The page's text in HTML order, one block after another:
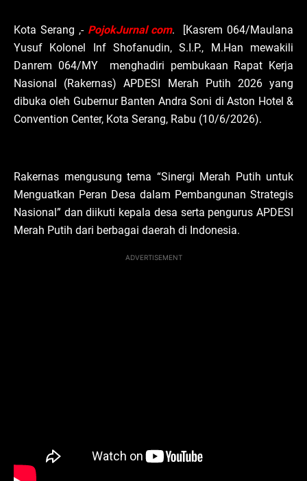
Kota Serang ,- PojokJurnal com. [Kasrem 064/Maulana
Yusuf Kolonel Inf Shofanudin, S.I.P., M.Han mewakili
Danrem 064/MY menghadiri pembukaan Rapat Kerja
Nasional (Rakernas) APDESI Merah Putih 2026 yang
dibuka oleh Gubernur Banten Andra Soni di Aston Hotel &
Convention Center, Kota Serang, Rabu (10/6/2026).
Rakernas mengusung tema “Sinergi Merah Putih untuk
Menguatkan Peran Desa dalam Pembangunan Strategis
Nasional” dan diikuti kepala desa serta pengurus APDESI
Merah Putih dari berbagai daerah di Indonesia.
ADVERTISEMENT